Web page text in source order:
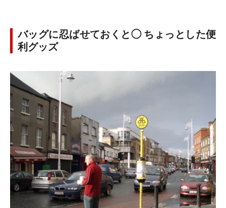
バッグに忍ばせておくと◯ ちょっとした便
利グッズ